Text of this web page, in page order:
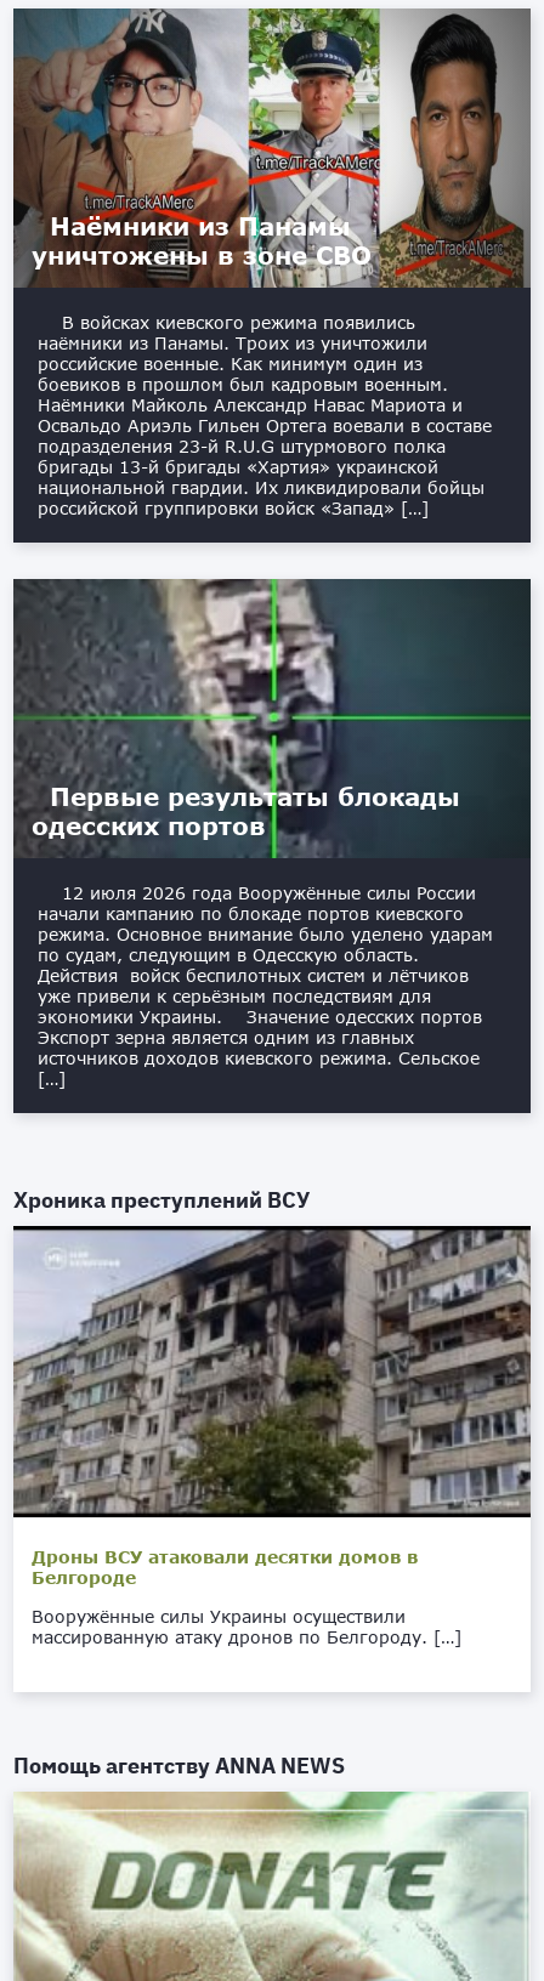
Наёмники из Панамы
уничтожены в зоне СВО
В войсках киевского режима появились
наёмники из Панамы. Троих из уничтожили
российские военные. Как минимум один из
боевиков в прошлом был кадровым военным.
Наёмники Майколь Александр Навас Мариота и
Освальдо Ариэль Гильен Ортега воевали в составе
подразделения 23-й R.U.G штурмового полка
бригады 13-й бригады «Хартия» украинской
национальной гвардии. Их ликвидировали бойцы
российской группировки войск «Запад» […]
Первые результаты блокады
одесских портов
12 июля 2026 года Вооружённые силы России
начали кампанию по блокаде портов киевского
режима. Основное внимание было уделено ударам
по судам, следующим в Одесскую область.
Действия войск беспилотных систем и лётчиков
уже привели к серьёзным последствиям для
экономики Украины. Значение одесских портов
Экспорт зерна является одним из главных
источников доходов киевского режима. Сельское
[…]
Хроника преступлений ВСУ
Дроны ВСУ атаковали десятки домов в
Белгороде
Вооружённые силы Украины осуществили
массированную атаку дронов по Белгороду. […]
Помощь агентствуANNA NEWS